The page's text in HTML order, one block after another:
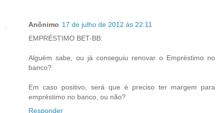
Anônimo 17 de julho de 2012 às 22:11
EMPRÉSTIMO BET-BB:
Alguém sabe, ou já conseguiu renovar o Empréstimo no
banco?
Em caso positivo, será que é preciso ter margem para
empréstimo no banco, ou não?
Responder